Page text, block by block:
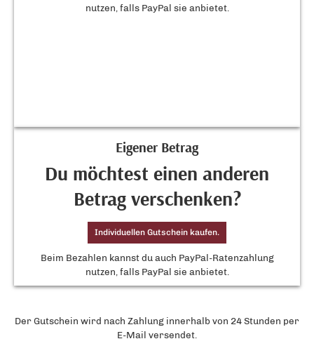
nutzen, falls PayPal sie anbietet.
Eigener Betrag
Du möchtest einen anderen
Betrag verschenken?
Individuellen Gutschein kaufen.
Beim Bezahlen kannst du auch PayPal-Ratenzahlung
nutzen, falls PayPal sie anbietet.
Der Gutschein wird nach Zahlung innerhalb von 24 Stunden per
E-Mail versendet.